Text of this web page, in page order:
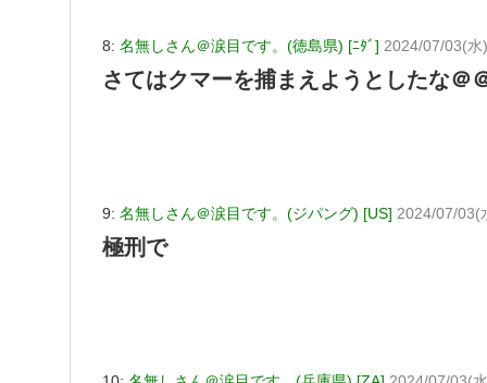
8: 名無しさん＠涙目です。(徳島県) [ﾆﾀﾞ] 2024/07/03(
さてはクマーを捕まえようとしたな＠
9: 名無しさん＠涙目です。(ジパング) [US] 2024/07/03(
極刑で